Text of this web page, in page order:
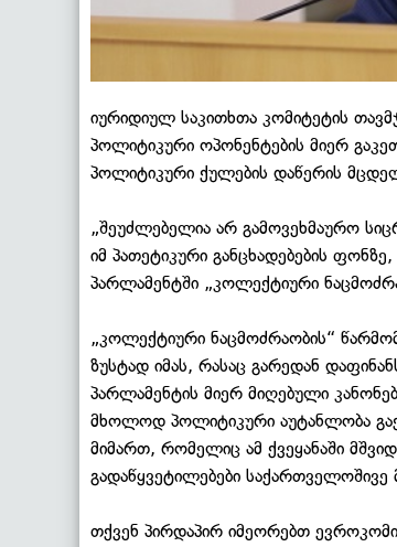
იურიდიულ საკითხთა კომიტეტის
პოლიტიკური ოპონენტების მიერ
პოლიტიკური ქულების დაწერის
„შეუძლებელია არ გამოვეხმაურო
იმ პათეტიკური განცხადებების
პარლამენტში „კოლექტიური
„კოლექტიური ნაცმოძრაობის“
ზუსტად იმას, რასაც გარედან
პარლამენტის მიერ მიღებული
მხოლოდ პოლიტიკური აუტანლობა
მიმართ, რომელიც ამ ქვეყანაში
გადაწყვეტილებები საქართველოშივე
თქვენ პირდაპირ იმეორებთ